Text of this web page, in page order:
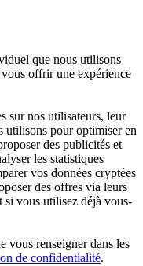
que nous utilisons
offrir une expérience
sur nos utilisateurs, leur
utilisons pour optimiser en
des publicités et
les statistiques
vos données cryptées
des offres via leurs
si vous utilisez déjà vous-
vous renseigner dans les
de confidentialité.